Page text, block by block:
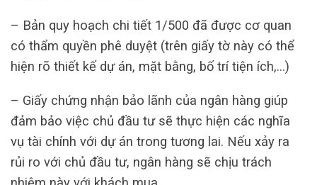
– Bản quy hoạch chi tiết 1/500 đã được cơ quan
có thẩm quyền phê duyệt (trên giấy tờ này có thể
hiện rõ thiết kế dự án, mặt bằng, bố trí tiện ích,…)
– Giấy chứng nhận bảo lãnh của ngân hàng giúp
đảm bảo việc chủ đầu tư sẽ thực hiện các nghĩa
vụ tài chính với dự án trong tương lai. Nếu xảy ra
rủi ro với chủ đầu tư, ngân hàng sẽ chịu trách